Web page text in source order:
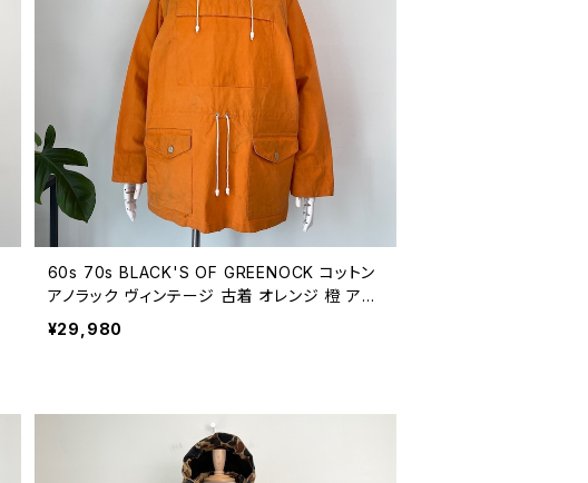
60s 70s BLACK'S OF GREENOCK コットン
アノラック ヴィンテージ 古着 オレンジ 橙 アノ
ラックパーカー 英国 イギリス カデットスモック
60年代 70年代 ビンテージ M 26032701
¥29,980